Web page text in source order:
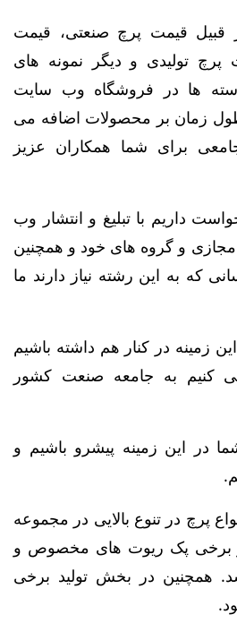
قبیل قیمت پرچ صنعتی، قیمت
تولیدی و دیگر نمونه های
ها در فروشگاه وب سایت
زمان بر محصولات اضافه می
برای شما همکاران عزیز
داریم با تبلیغ و انتشار وب
و گروه های خود و همچنین
که به این رشته نیاز دارند ما
زمینه در کنار هم داشته باشیم
کنیم به جامعه صنعت کشور
در این زمینه پیشرو باشیم و
پرچ در تنوع بالایی در مجموعه
و برخی پک ریوت های مخصوص و
همچنین در بخش تولید برخی